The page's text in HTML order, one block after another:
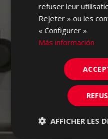
refuser leur
Rejeter » ou les
« Configurer »
Más información
AFFICHER LES